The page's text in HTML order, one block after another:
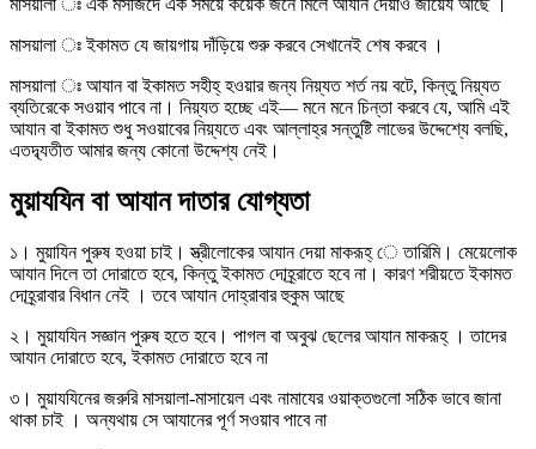
মাসয়ালা ঃ এক মসজিদে এক সময়ে কয়েক জনে মিলে আযান দেয়াও জায়েয আছে ।
মাসয়ালা ঃ ইকামত যে জায়গায় দাঁড়িয়ে শুরু করবে সেখানেই শেষ করবে ।
মাসয়ালা ঃ আযান বা ইকামত সহীহ্ হওয়ার জন্য নিয়্যত শর্ত নয় বটে, কিন্তু নিয়্যত
ব্যতিরেকে সওয়াব পাবে না। নিয়্যত হচ্ছে এই— মনে মনে চিন্তা করবে যে, আমি এই
আযান বা ইকামত শুধু সওয়াবের নিয়্যতে এবং আল্লাহ্র সন্তুষ্টি লাভের উদ্দেশ্যে বলছি,
এতদ্ব্যতীত আমার জন্য কোনো উদ্দেশ্য নেই।
মুয়াযযিন বা আযান দাতার যোগ্যতা
১। মুয়াযিন পুরুষ হওয়া চাই। স্ত্রীলোকের আযান দেয়া মাকরূহ্ ে তারিমি। মেয়েলোক
আযান দিলে তা দোরাতে হবে, কিন্তু ইকামত দোহ্র্রাতে হবে না। কারণ শরীয়তে ইকামত
দোহ্র্রাবার বিধান নেই । তবে আযান দোহ্রাবার হুকুম আছে
২। মুয়াযযিন সজ্ঞান পুরুষ হতে হবে। পাগল বা অবুঝ ছেলের আযান মাকরূহ্ । তাদের
আযান দোরাতে হবে, ইকামত দোরাতে হবে না
৩। মুয়াযযিনের জরুরি মাসয়ালা-মাসায়েল এবং নামাযের ওয়াক্তগুলো সঠিক ভাবে জানা
থাকা চাই । অন্যথায় সে আযানের পূর্ণ সওয়াব পাবে না